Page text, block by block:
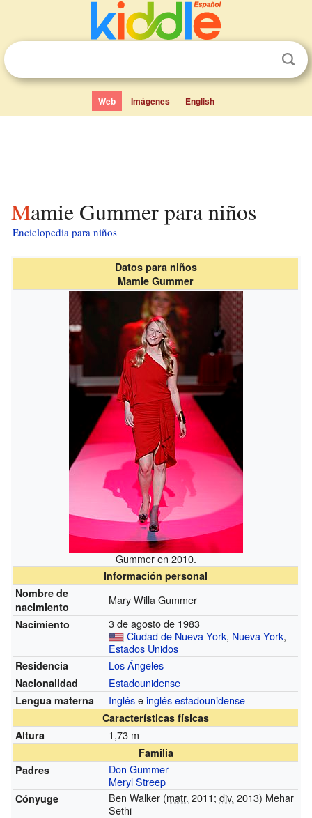
Web Imágenes English
Mamie Gummer para niños
Enciclopedia para niños
Datos para niños
Mamie Gummer
Gummer en 2010.
Información personal
Nombre de
nacimiento
Mary Willa Gummer
Nacimiento
3 de agosto de 1983
Ciudad de Nueva York, Nueva York,
Estados Unidos
Residencia Los Ángeles
Nacionalidad Estadounidense
Lengua materna Ingléseinglés estadounidense
Características físicas
Altura
1,73 m
Familia
Padres
Don Gummer
Meryl Streep
Cónyuge Ben Walker (matr. 2011;div. 2013) Mehar
Sethi